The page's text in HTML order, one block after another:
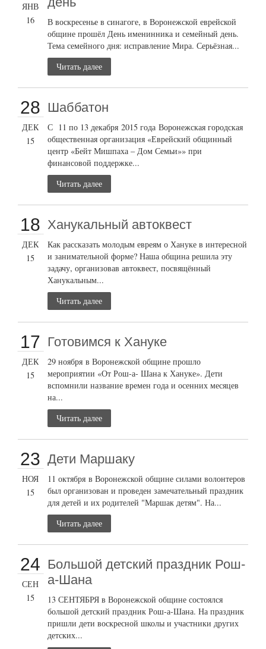
ЯНВ
16
В воскресенье в синагоге, в Воронежской еврейской
общине прошёл День именинника и семейный день.
Тема семейного дня: исправление Мира. Серьёзная...
Читать далее
28
ДЕК
15
Шаббатон
С 11 по 13 декабря 2015 года Воронежская городская
общественная организация «Еврейский общинный
центр «Бейт Мишпаха – Дом Семьи»» при
финансовой поддержке...
Читать далее
18
ДЕК
15
Ханукальный автоквест
Как рассказать молодым евреям о Хануке в интересной
и занимательной форме? Наша община решила эту
задачу, организовав автоквест, посвящённый
Ханукальным...
Читать далее
17
ДЕК
15
Готовимся к Хануке
29 ноября в Воронежской общине прошло
мероприятии «От Рош-а- Шана к Хануке». Дети
вспомнили название времен года и осенних месяцев
на...
Читать далее
23
НОЯ
15
Дети Маршаку
11 октября в Воронежской общине силами волонтеров
был организован и проведен замечательный праздник
для детей и их родителей "Маршак детям". На...
Читать далее
24
СЕН
15
Большой детский праздник Рош-
а-Шана
13 СЕНТЯБРЯ в Воронежской общине состоялся
большой детский праздник Рош-а-Шана. На праздник
пришли дети воскресной школы и участники других
детских...